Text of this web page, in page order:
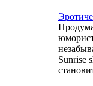
Sunrise